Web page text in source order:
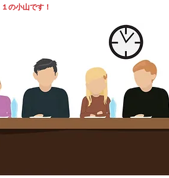
の小山です！